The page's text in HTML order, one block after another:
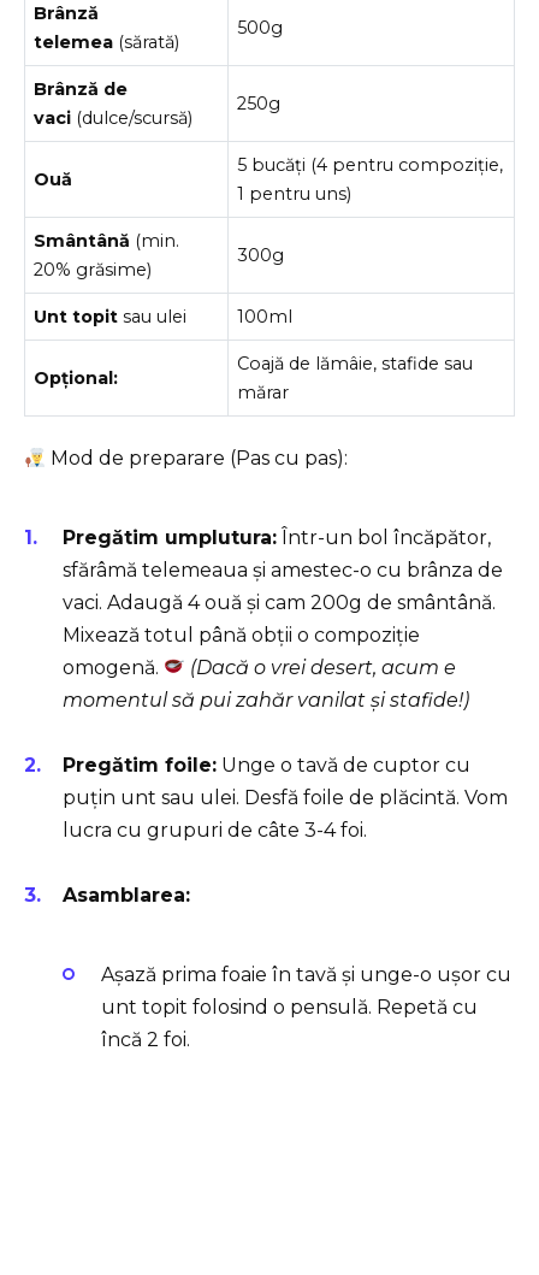
Brânză
telemea (sărată)
500g
Brânză de
vaci (dulce/scursă)
250g
Ouă
5 bucăți (4 pentru compoziție,
1 pentru uns)
Smântână (min.
20% grăsime)
300g
Unt topit sau ulei 100ml
Opțional:
Coajă de lămâie, stafide sau
mărar
Mod de preparare (Pas cu pas):
Pregătim umplutura: Într-un bol încăpător,
sfărâmă telemeaua și amestec-o cu brânza de
vaci. Adaugă 4 ouă și cam 200g de smântână.
Mixează totul până obții o compoziție
omogenă.
(Dacă o vrei desert, acum e
momentul să pui zahăr vanilat și stafide!)
Pregătim foile: Unge o tavă de cuptor cu
puțin unt sau ulei. Desfă foile de plăcintă. Vom
lucra cu grupuri de câte 3-4 foi.
Asamblarea:
Așază prima foaie în tavă și unge-o ușor cu
unt topit folosind o pensulă. Repetă cu
încă 2 foi.